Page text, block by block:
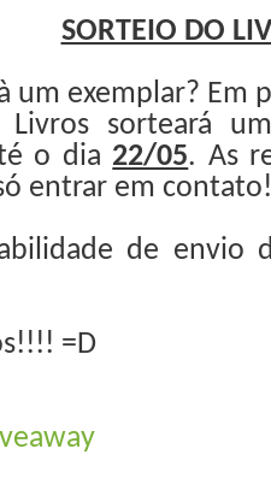
SORTEIO DO
um exemplar? Em
Livros sorteará
o dia 22/05. As
entrar em
de
=D